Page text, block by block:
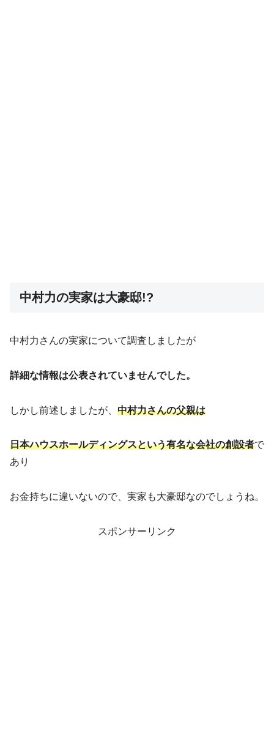
中村力の実家は大豪邸!?
中村力さんの実家について調査しましたが
詳細な情報は公表されていませんでした。
しかし前述しましたが、 中村力さんの父親は
日本ハウスホールディングスという有名な会社の創設者で
あり
お金持ちに違いないので、実家も大豪邸なのでしょうね。
スポンサーリンク